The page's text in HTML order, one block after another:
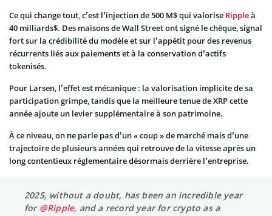
Ce qui change tout, c’est l’injection de 500 M$ qui valorise Rippleà
40 milliards$. Des maisons de Wall Street ont signé le chèque, signal
fort sur la crédibilité du modèle et sur l’appétit pour des revenus
récurrents liés aux paiements et à la conservation d’actifs
tokenisés.
Pour Larsen, l’effet est mécanique : la valorisation implicite de sa
participation grimpe, tandis que la meilleure tenue de XRP cette
année ajoute un levier supplémentaire à son patrimoine.
À ce niveau, on ne parle pas d’un « coup » de marché mais d’une
trajectoire de plusieurs années qui retrouve de la vitesse après un
long contentieux réglementaire désormais derrière l’entreprise.
2025, without a doubt, has been an incredible year
for @Ripple, and a record year for crypto as a